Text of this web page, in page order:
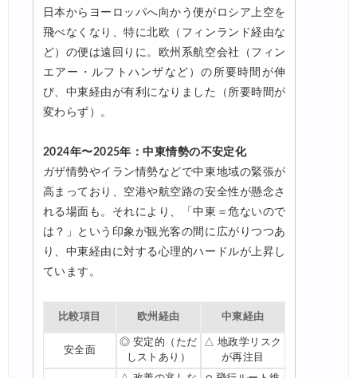
日本からヨーロッパへ向かう便がロシア上空を
飛べなくなり、特に北欧（フィンランド経由な
ど）の便は遠回りに。欧州系航空会社（フィン
エアー・ルフトハンザなど）の所要時間が伸
び、中東経由が有利になりました（所要時間が
変わらず）。
2024年〜2025年：中東情勢の不安定化
ガザ情勢やイラン情勢などで中東地域の緊張が
高まっており、空港や航空路の安全性が懸念さ
れる場面も。それにより、「中東＝危ないので
は？」という印象が観光客の間に広がりつつあ
り、中東経由に対する心理的ハードルが上昇し
ています。
比較項目 欧州経由 中東経由
安全面
◎ 安定的（ただ
しストあり）
△ 地政学リスク
が再注目